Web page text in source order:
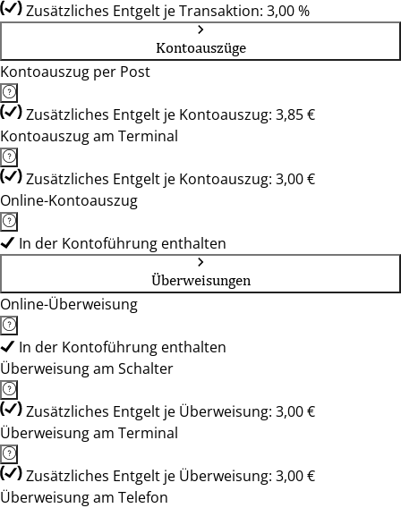
Zusätzliches Entgelt je Transaktion: 3,00 %
Kontoauszüge
Kontoauszug per Post
Zusätzliches Entgelt je Kontoauszug: 3,85 €
Kontoauszug am Terminal
Zusätzliches Entgelt je Kontoauszug: 3,00 €
Online-Kontoauszug
In der Kontoführung enthalten
Überweisungen
Online-Überweisung
In der Kontoführung enthalten
Überweisung am Schalter
Zusätzliches Entgelt je Überweisung: 3,00 €
Überweisung am Terminal
Zusätzliches Entgelt je Überweisung: 3,00 €
Überweisung am Telefon